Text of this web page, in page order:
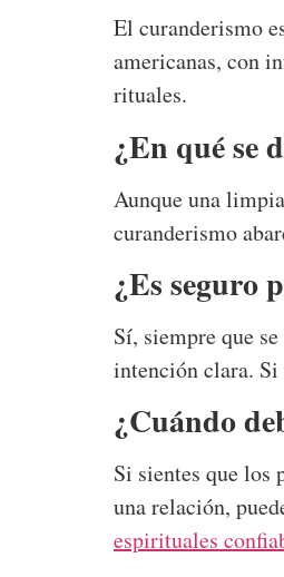
El curanderismo
americanas, con
rituales.
¿En qué se
Aunque una
curanderismo
¿Es seguro
Sí, siempre que
intención clara. Si
¿Cuándo
Si sientes que los
una relación,
espirituales